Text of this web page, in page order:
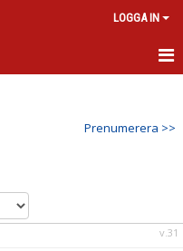
LOGGA IN
Prenumerera >>
v.31